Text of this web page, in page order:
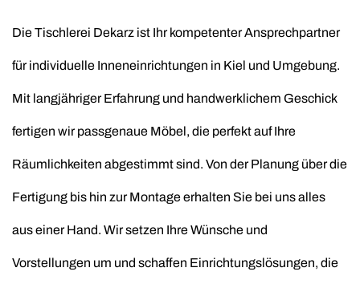
Die Tischlerei Dekarz ist Ihr kompetenter Ansprechpartner
für individuelle Inneneinrichtungen in Kiel und Umgebung.
Mit langjähriger Erfahrung und handwerklichem Geschick
fertigen wir passgenaue Möbel, die perfekt auf Ihre
Räumlichkeiten abgestimmt sind. Von der Planung über die
Fertigung bis hin zur Montage erhalten Sie bei uns alles
aus einer Hand. Wir setzen Ihre Wünsche und
Vorstellungen um und schaffen Einrichtungslösungen, die